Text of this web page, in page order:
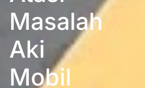
Masalah
Aki
Mobil